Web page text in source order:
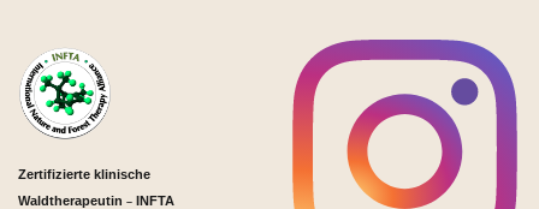
Zertifizierte klinische
Waldtherapeutin – INFTA